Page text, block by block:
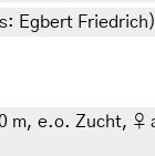
Egbert Friedrich)
m, e.o. Zucht,